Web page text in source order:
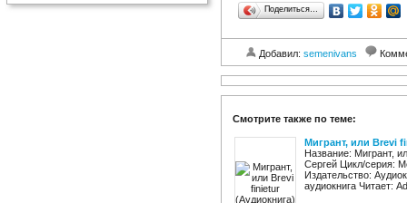
Поделиться…
Добавил: semenivans
Смотрите также по теме:
Мигрант, или Brevi
Название: Мигрант,
Сергей Цикл/серия:
Издательство:
аудиокнига Читает: